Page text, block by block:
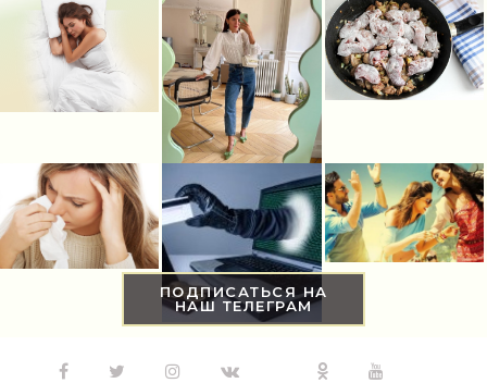
ПОДПИСАТЬСЯ НА
НАШ ТЕЛЕГРАМ